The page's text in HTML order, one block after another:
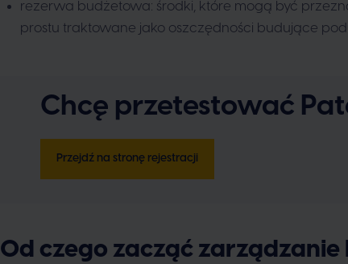
rezerwa budżetowa: środki, które mogą być
prostu traktowane jako oszczędności budujące
Chcę przetestować
Przejdź na stronę rejestracji
Od czego zacząć